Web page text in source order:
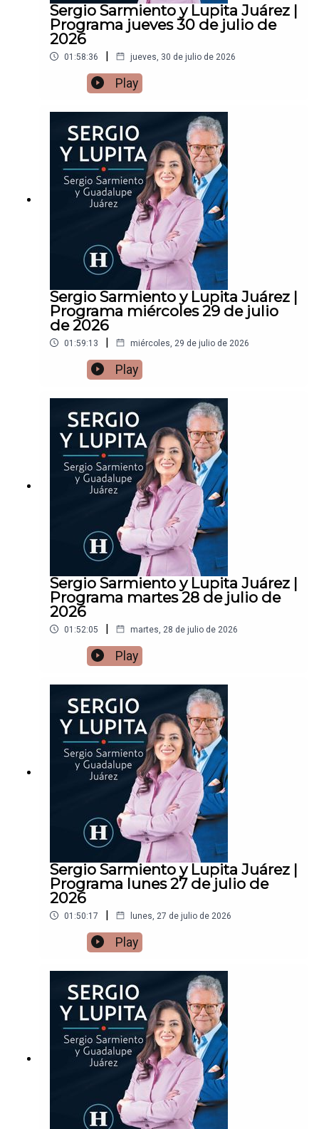
Sergio Sarmiento y Lupita Juárez |
Programa jueves 30 de julio de
2026
01:58:36 | jueves, 30 de julio de 2026
Play
Sergio Sarmiento y Lupita Juárez |
Programa miércoles 29 de julio
de 2026
01:59:13 | miércoles, 29 de julio de 2026
Play
Sergio Sarmiento y Lupita Juárez |
Programa martes 28 de julio de
2026
01:52:05 | martes, 28 de julio de 2026
Play
Sergio Sarmiento y Lupita Juárez |
Programa lunes 27 de julio de
2026
01:50:17 | lunes, 27 de julio de 2026
Play